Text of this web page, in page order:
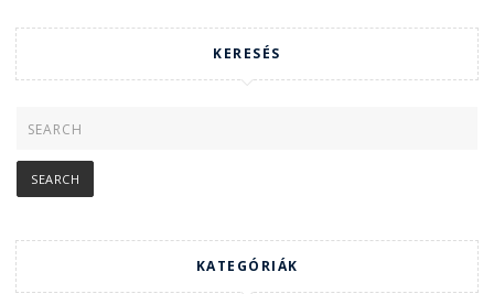
KERESÉS
KATEGÓRIÁK